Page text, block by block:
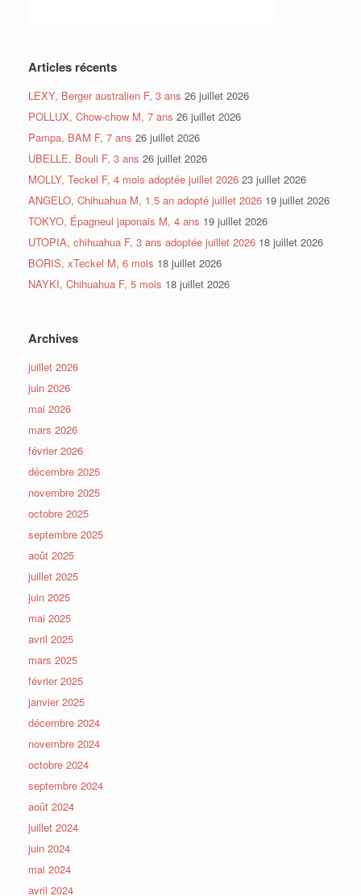
Articles récents
LEXY, Berger australien F, 3 ans 26 juillet 2026
POLLUX, Chow-chow M, 7 ans 26 juillet 2026
Pampa, BAM F, 7 ans 26 juillet 2026
UBELLE, Bouli F, 3 ans 26 juillet 2026
MOLLY, Teckel F, 4 mois adoptée juillet 2026 23 juillet 2026
ANGELO, Chihuahua M, 1.5 an adopté juillet 2026 19 juillet 2026
TOKYO, Épagneul japonais M, 4 ans 19 juillet 2026
UTOPIA, chihuahua F, 3 ans adoptée juillet 2026 18 juillet 2026
BORIS, xTeckel M, 6 mois 18 juillet 2026
NAYKI, Chihuahua F, 5 mois 18 juillet 2026
Archives
juillet 2026
juin 2026
mai 2026
mars 2026
février 2026
décembre 2025
novembre 2025
octobre 2025
septembre 2025
août 2025
juillet 2025
juin 2025
mai 2025
avril 2025
mars 2025
février 2025
janvier 2025
décembre 2024
novembre 2024
octobre 2024
septembre 2024
août 2024
juillet 2024
juin 2024
mai 2024
avril 2024